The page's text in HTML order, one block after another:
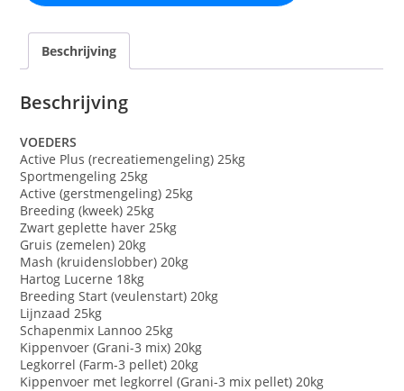
Beschrijving
Beschrijving
VOEDERS
Active Plus (recreatiemengeling) 25kg
Sportmengeling 25kg
Active (gerstmengeling) 25kg
Breeding (kweek) 25kg
Zwart geplette haver 25kg
Gruis (zemelen) 20kg
Mash (kruidenslobber) 20kg
Hartog Lucerne 18kg
Breeding Start (veulenstart) 20kg
Lijnzaad 25kg
Schapenmix Lannoo 25kg
Kippenvoer (Grani-3 mix) 20kg
Legkorrel (Farm-3 pellet) 20kg
Kippenvoer met legkorrel (Grani-3 mix pellet) 20kg